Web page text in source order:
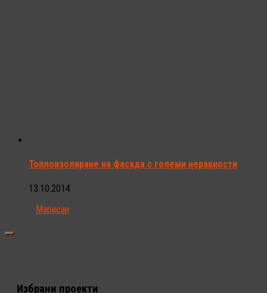
Топлоизолиране на фасада с големи неравности
13.10.2014
Марисан
Избрани проекти